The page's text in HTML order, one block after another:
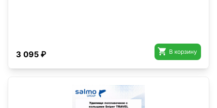
3 095 ₽  В корзину